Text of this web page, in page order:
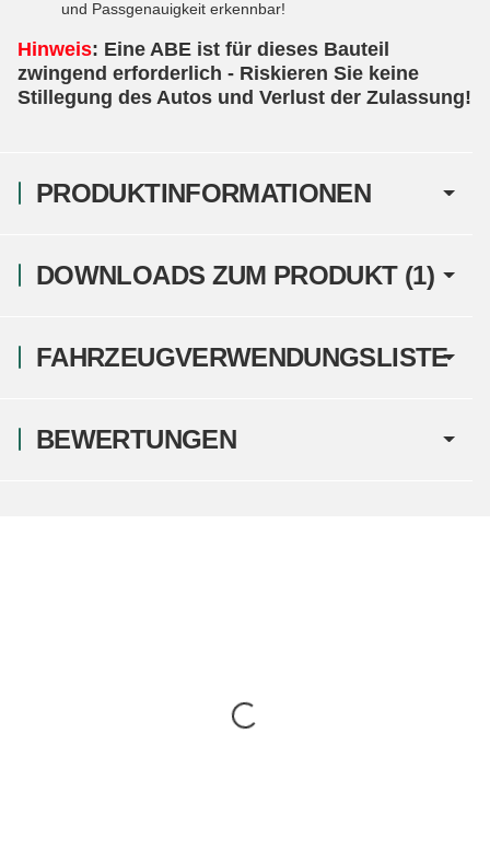
PRODUKTINFORMATIONEN
und Passgenauigkeit erkennbar!
Hinweis: Eine ABE ist für dieses Bauteil
zwingend erforderlich - Riskieren Sie keine
Stillegung des Autos und Verlust der Zulassung!
DOWNLOADS ZUM PRODUKT (1)
FAHRZEUGVERWENDUNGSLISTE
BEWERTUNGEN